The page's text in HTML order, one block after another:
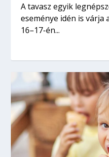
A tavasz egyik
eseménye idén is várja
16–17-én...